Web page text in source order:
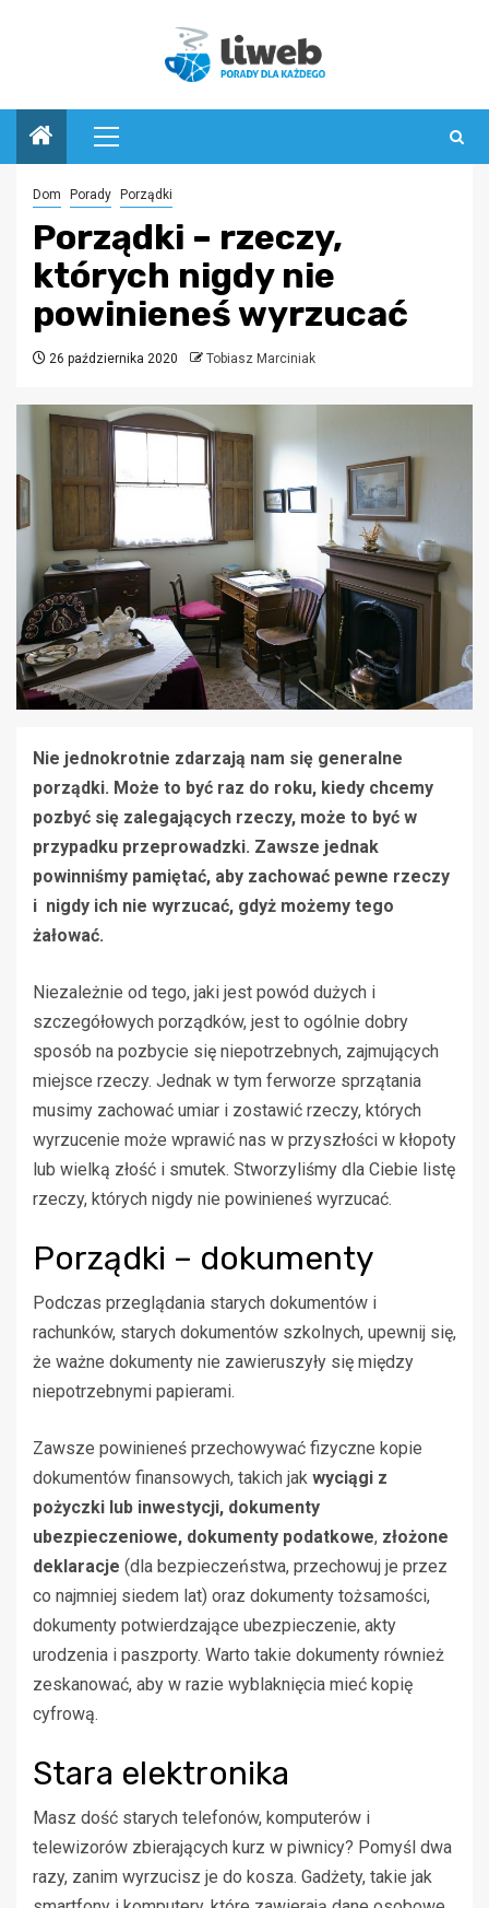
Menu
główne
Dom Porady Porządki
Porządki – rzeczy,
których nigdy nie
powinieneś wyrzucać
26 października 2020 Tobiasz Marciniak
Nie jednokrotnie zdarzają nam się generalne
porządki. Może to być raz do roku, kiedy chcemy
pozbyć się zalegających rzeczy, może to być w
przypadku przeprowadzki. Zawsze jednak
powinniśmy pamiętać, aby zachować pewne rzeczy
i nigdy ich nie wyrzucać, gdyż możemy tego
żałować.
Niezależnie od tego, jaki jest powód dużych i
szczegółowych porządków, jest to ogólnie dobry
sposób na pozbycie się niepotrzebnych, zajmujących
miejsce rzeczy. Jednak w tym ferworze sprzątania
musimy zachować umiar i zostawić rzeczy, których
wyrzucenie może wprawić nas w przyszłości w kłopoty
lub wielką złość i smutek. Stworzyliśmy dla Ciebie listę
rzeczy, których nigdy nie powinieneś wyrzucać.
Porządki – dokumenty
Podczas przeglądania starych dokumentów i
rachunków, starych dokumentów szkolnych, upewnij się,
że ważne dokumenty nie zawieruszyły się między
niepotrzebnymi papierami.
Zawsze powinieneś przechowywać fizyczne kopie
dokumentów finansowych, takich jak wyciągi z
pożyczki lub inwestycji, dokumenty
ubezpieczeniowe, dokumenty podatkowe, złożone
deklaracje (dla bezpieczeństwa, przechowuj je przez
co najmniej siedem lat) oraz dokumenty tożsamości,
dokumenty potwierdzające ubezpieczenie, akty
urodzenia i paszporty. Warto takie dokumenty również
zeskanować, aby w razie wyblaknięcia mieć kopię
cyfrową.
Stara elektronika
Masz dość starych telefonów, komputerów i
telewizorów zbierających kurz w piwnicy? Pomyśl dwa
razy, zanim wyrzucisz je do kosza. Gadżety, takie jak